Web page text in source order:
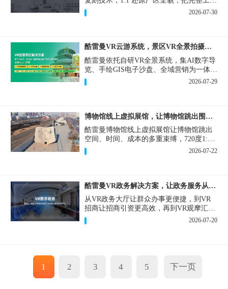
搬进手机、电脑大屏，既是工厂对外拓客
的数字化名片，也是内部管理、人员培训
2026-07-30
酷雷曼VR云游系统，景区VR全景拍摄制作一站式落地
酷雷曼依托自研VR全景系统，集AI数字导
览、手绘GIS电子沙盘、全域营销为一体，
打造从VR全景拍摄制作到成熟VR云游落
地案例。
2026-07-29
博物馆线上虚拟展馆，让博物馆跳出围墙让历史随处可及
酷雷曼博物馆线上虚拟展馆让博物馆跳出
空间、时间、成本的多重束缚，720度1:1
实景复刻的VR数字展厅，已经成为博物馆
数字化刚需新基建。
2026-07-22
酷雷曼VR政务解决方案，让政务服务从“看得见”开始
从VR政务大厅让群众办事更便捷，到VR
招商让招商引资更高效，再到VR观摩汇报
让政务成果更直观，酷雷曼VR政务解决方
案，解锁政务服务新体验，让服务从“看得
2026-07-20
1 2 3 4 5 下一页